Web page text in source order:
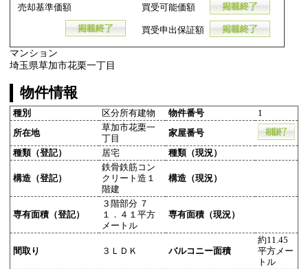
売却基準価額 買受可能価額
買受申出保証額
マンション
埼玉県草加市花栗一丁目
物件情報
種別 区分所有建物 物件番号 1
所在地
草加市花栗一
丁目
家屋番号
種類（登記） 居宅 種類（現況）
構造（登記）
鉄骨鉄筋コン
クリート造１
階建
構造（現況）
専有面積（登記）
３階部分 ７
１．４１平方
メートル
専有面積（現況）
間取り ３ＬＤＫ バルコニー面積
約11.45
平方メー
トル